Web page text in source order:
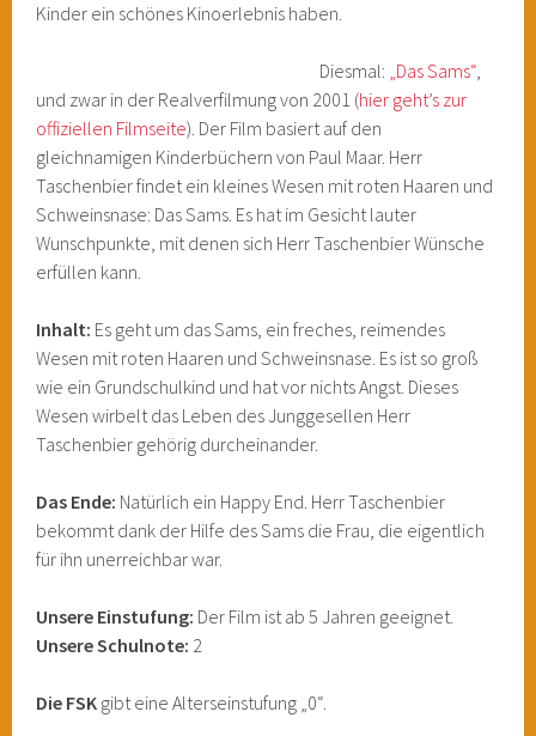
Kinder ein schönes Kinoerlebnis haben.
Diesmal: „Das Sams“,
und zwar in der Realverfilmung von 2001 (hier geht’s zur
offiziellen Filmseite). Der Film basiert auf den
gleichnamigen Kinderbüchern von Paul Maar. Herr
Taschenbier findet ein kleines Wesen mit roten Haaren und
Schweinsnase: Das Sams. Es hat im Gesicht lauter
Wunschpunkte, mit denen sich Herr Taschenbier Wünsche
erfüllen kann.
Inhalt: Es geht um das Sams, ein freches, reimendes
Wesen mit roten Haaren und Schweinsnase. Es ist so groß
wie ein Grundschulkind und hat vor nichts Angst. Dieses
Wesen wirbelt das Leben des Junggesellen Herr
Taschenbier gehörig durcheinander.
Das Ende: Natürlich ein Happy End. Herr Taschenbier
bekommt dank der Hilfe des Sams die Frau, die eigentlich
für ihn unerreichbar war.
Unsere Einstufung: Der Film ist ab 5 Jahren geeignet.
Unsere Schulnote: 2
Die FSK gibt eine Alterseinstufung „0“.